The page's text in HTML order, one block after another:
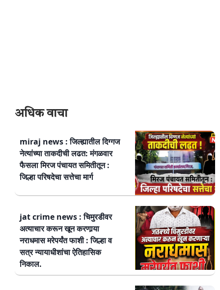
अधिक वाचा
miraj news : जिल्ह्यातील दिग्गज
नेत्यांच्या ताकदीची लढत: मंगळवार
फैसला मिरज पंचायत समितीतून :
जिल्हा परिषदेचा सत्तेचा मार्ग
jat crime news : चिमुरडीवर
अत्याचार करून खून करणार्‍या
नराधमास मरेपर्यंत फाशी : जिल्हा व
सत्र न्यायाधीशांचा ऐतिहासिक
निकाल.